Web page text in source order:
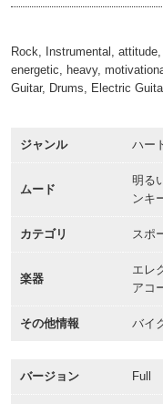
Rock, Instrumental,
energetic, heavy,
Guitar, Drums, Electric
ジャンル ハー
ムード
明る
ンキ
カテゴリ スポ
楽器
エレ
アコ
その他情報 バイ
バージョン Full